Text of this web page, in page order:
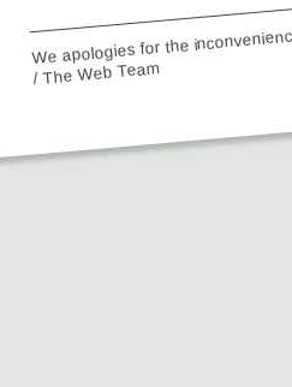
We apologies for the
/ The Web Team